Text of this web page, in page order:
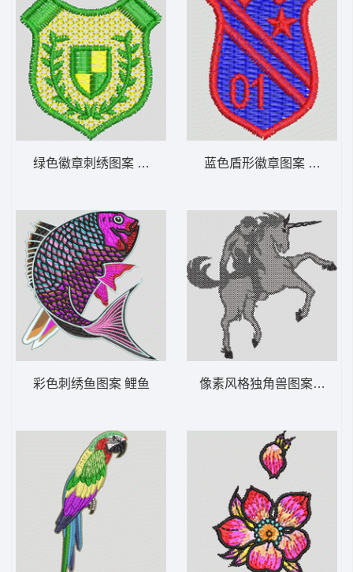
绿色徽章刺绣图案 男装 章仔
彩色刺绣鱼图案 鲤鱼
蓝色盾形徽章图案 男装 章
像素风格独角兽图案 保罗